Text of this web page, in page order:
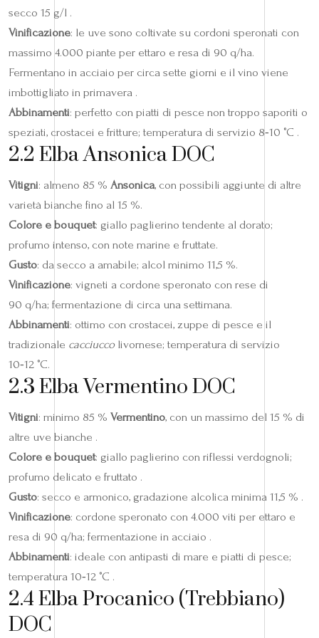
secco 15 g/l .
Vinificazione: le uve sono coltivate su cordoni speronati con
massimo 4.000 piante per ettaro e resa di 90 q/ha.
Fermentano in acciaio per circa sette giorni e il vino viene
imbottigliato in primavera .
Abbinamenti: perfetto con piatti di pesce non troppo saporiti o
speziati, crostacei e fritture; temperatura di servizio 8‑10 °C .
2.2 Elba Ansonica DOC
Vitigni: almeno 85 % Ansonica, con possibili aggiunte di altre
varietà bianche fino al 15 %.
Colore e bouquet: giallo paglierino tendente al dorato;
profumo intenso, con note marine e fruttate.
Gusto: da secco a amabile; alcol minimo 11,5 %.
Vinificazione: vigneti a cordone speronato con rese di
90 q/ha; fermentazione di circa una settimana.
Abbinamenti: ottimo con crostacei, zuppe di pesce e il
tradizionale cacciuccolivornese; temperatura di servizio
10‑12 °C.
2.3 Elba Vermentino DOC
Vitigni: minimo 85 % Vermentino, con un massimo del 15 % di
altre uve bianche .
Colore e bouquet: giallo paglierino con riflessi verdognoli;
profumo delicato e fruttato .
Gusto: secco e armonico, gradazione alcolica minima 11,5 % .
Vinificazione: cordone speronato con 4.000 viti per ettaro e
resa di 90 q/ha; fermentazione in acciaio .
Abbinamenti: ideale con antipasti di mare e piatti di pesce;
temperatura 10‑12 °C .
2.4 Elba Procanico (Trebbiano)
DOC